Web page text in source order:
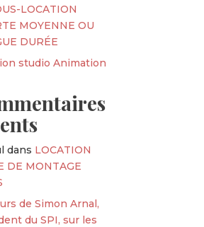
LOCATION
MOYENNE OU
DURÉE
studio Animation
dans LOCATION
DE MONTAGE
de Simon Arnal,
du SPI, sur les